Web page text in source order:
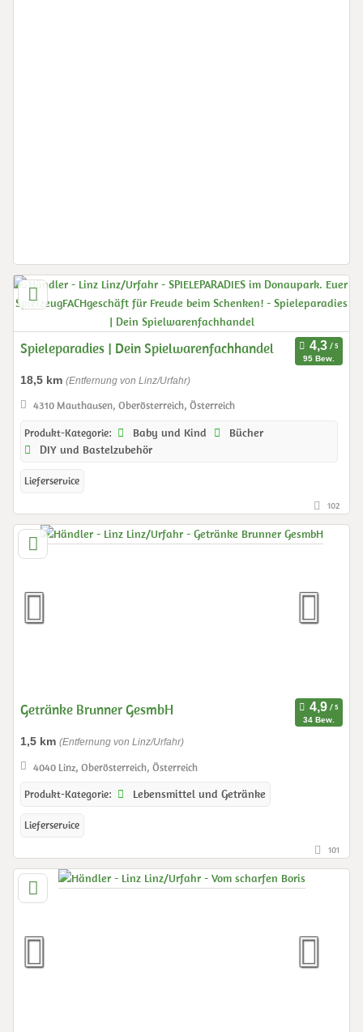
Spieleparadies | Dein Spielwarenfachhandel
95 Bew.
18,5 km (Entfernung von Linz/Urfahr)
4310 Mauthausen, Oberösterreich, Österreich
Produkt-Kategorie:
Baby und Kind
Bücher
DIY und Bastelzubehör
Lieferservice
102
Getränke Brunner GesmbH
34 Bew.
1,5 km (Entfernung von Linz/Urfahr)
4040 Linz, Oberösterreich, Österreich
Produkt-Kategorie:
Lebensmittel und Getränke
Lieferservice
101